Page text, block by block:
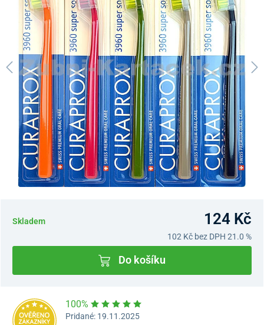
Skladem 124 Kč
102 Kč bez DPH 21.0 %
Do košíku
100%
Pridané: 19.11.2025